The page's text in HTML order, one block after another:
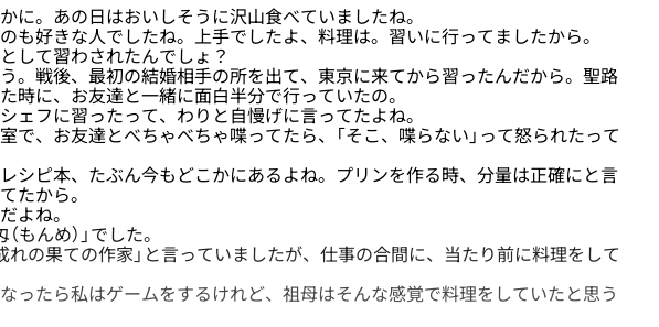
に。あの日はおいしそうに沢山食べていましたね。
も好きな人でしたね。上手でしたよ、料理は。習いに行ってましたから。
して習わされたんでしょ？
。戦後、最初の結婚相手の所を出て、東京に来てから習ったんだから。聖路
時に、お友達と一緒に面白半分で行っていたの。
ェフに習ったって、わりと自慢げに言ってたよね。
で、お友達とべちゃべちゃ喋ってたら、「そこ、喋らない」って怒られたって
シピ本、たぶん今もどこかにあるよね。プリンを作る時、分量は正確にと言
たから。
よね。
もんめ）」でした。
れの果ての作家」と言っていましたが、仕事の合間に、当たり前に料理をして
ったら私はゲームをするけれど、祖母はそんな感覚で料理をしていたと思う